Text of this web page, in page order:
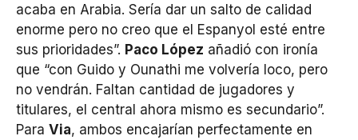
acaba en Arabia. Sería dar un salto de calidad
enorme pero no creo que el Espanyol esté entre
sus prioridades”. Paco López añadió con ironía
que “con Guido y Ounathi me volvería loco, pero
no vendrán. Faltan cantidad de jugadores y
titulares, el central ahora mismo es secundario”.
Para Via, ambos encajarían perfectamente en